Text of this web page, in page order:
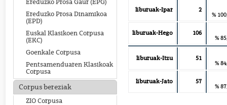
Ereduzko Prosa Gaur (EPG)
Ereduzko Prosa Dinamikoa
(EPD)
Euskal Klasikoen Corpusa
(EKC)
Goenkale Corpusa
Pentsamenduaren Klasikoak
Corpusa
Corpus bereziak
ZIO Corpusa
liburuak-Ipar 2
%
liburuak-Hego 106
%
liburuak-Itzu 51
%
liburuak-Jato 57
%